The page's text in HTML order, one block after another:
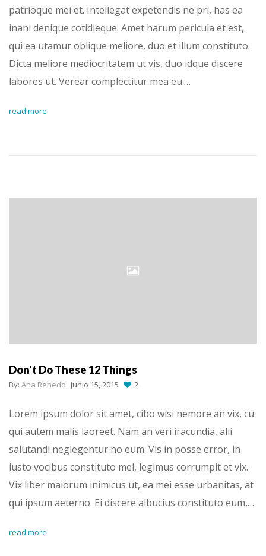
patrioque mei et. Intellegat expetendis ne pri, has ea
inani denique cotidieque. Amet harum pericula et est,
qui ea utamur oblique meliore, duo et illum constituto.
Dicta meliore mediocritatem ut vis, duo idque discere
labores ut. Verear complectitur mea eu.…
read more
Don't Do These 12 Things
By: Ana Renedo junio 15, 2015 2
Lorem ipsum dolor sit amet, cibo wisi nemore an vix, cu
qui autem malis laoreet. Nam an veri iracundia, alii
salutandi neglegentur no eum. Vis in posse error, in
iusto vocibus constituto mel, legimus corrumpit et vix.
Vix liber maiorum inimicus ut, ea mei esse urbanitas, at
qui ipsum aeterno. Ei discere albucius constituto eum,…
read more